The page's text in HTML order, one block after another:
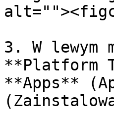
3. W lewym
**Platform
**Apps**